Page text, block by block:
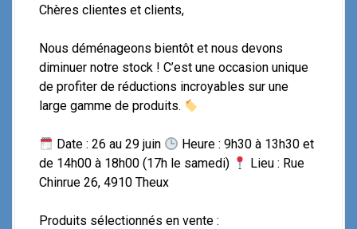
Chères clientes et clients,
Nous déménageons bientôt et nous devons
diminuer notre stock ! C’est une occasion unique
de profiter de réductions incroyables sur une
large gamme de produits.
Date : 26 au 29 juin
Heure : 9h30 à 13h30 et
de 14h00 à 18h00 (17h le samedi)
Lieu : Rue
Chinrue 26, 4910 Theux
Produits sélectionnés en vente :